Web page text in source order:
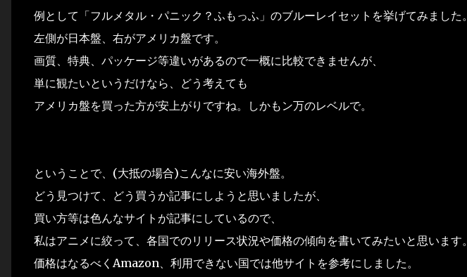
例として「フルメタル・パニック？ふもっふ」のブルーレイセットを挙げてみました。
左側が日本盤、右がアメリカ盤です。
画質、特典、パッケージ等違いがあるので一概に比較できませんが、
単に観たいというだけなら、どう考えても
アメリカ盤を買った方が安上がりですね。しかもン万のレベルで。
ということで、(大抵の場合)こんなに安い海外盤。
どう見つけて、どう買うか記事にしようと思いましたが、
買い方等は色んなサイトが記事にしているので、
私はアニメに絞って、各国でのリリース状況や価格の傾向を書いてみたいと思います。
価格はなるべくAmazon、利用できない国では他サイトを参考にしました。